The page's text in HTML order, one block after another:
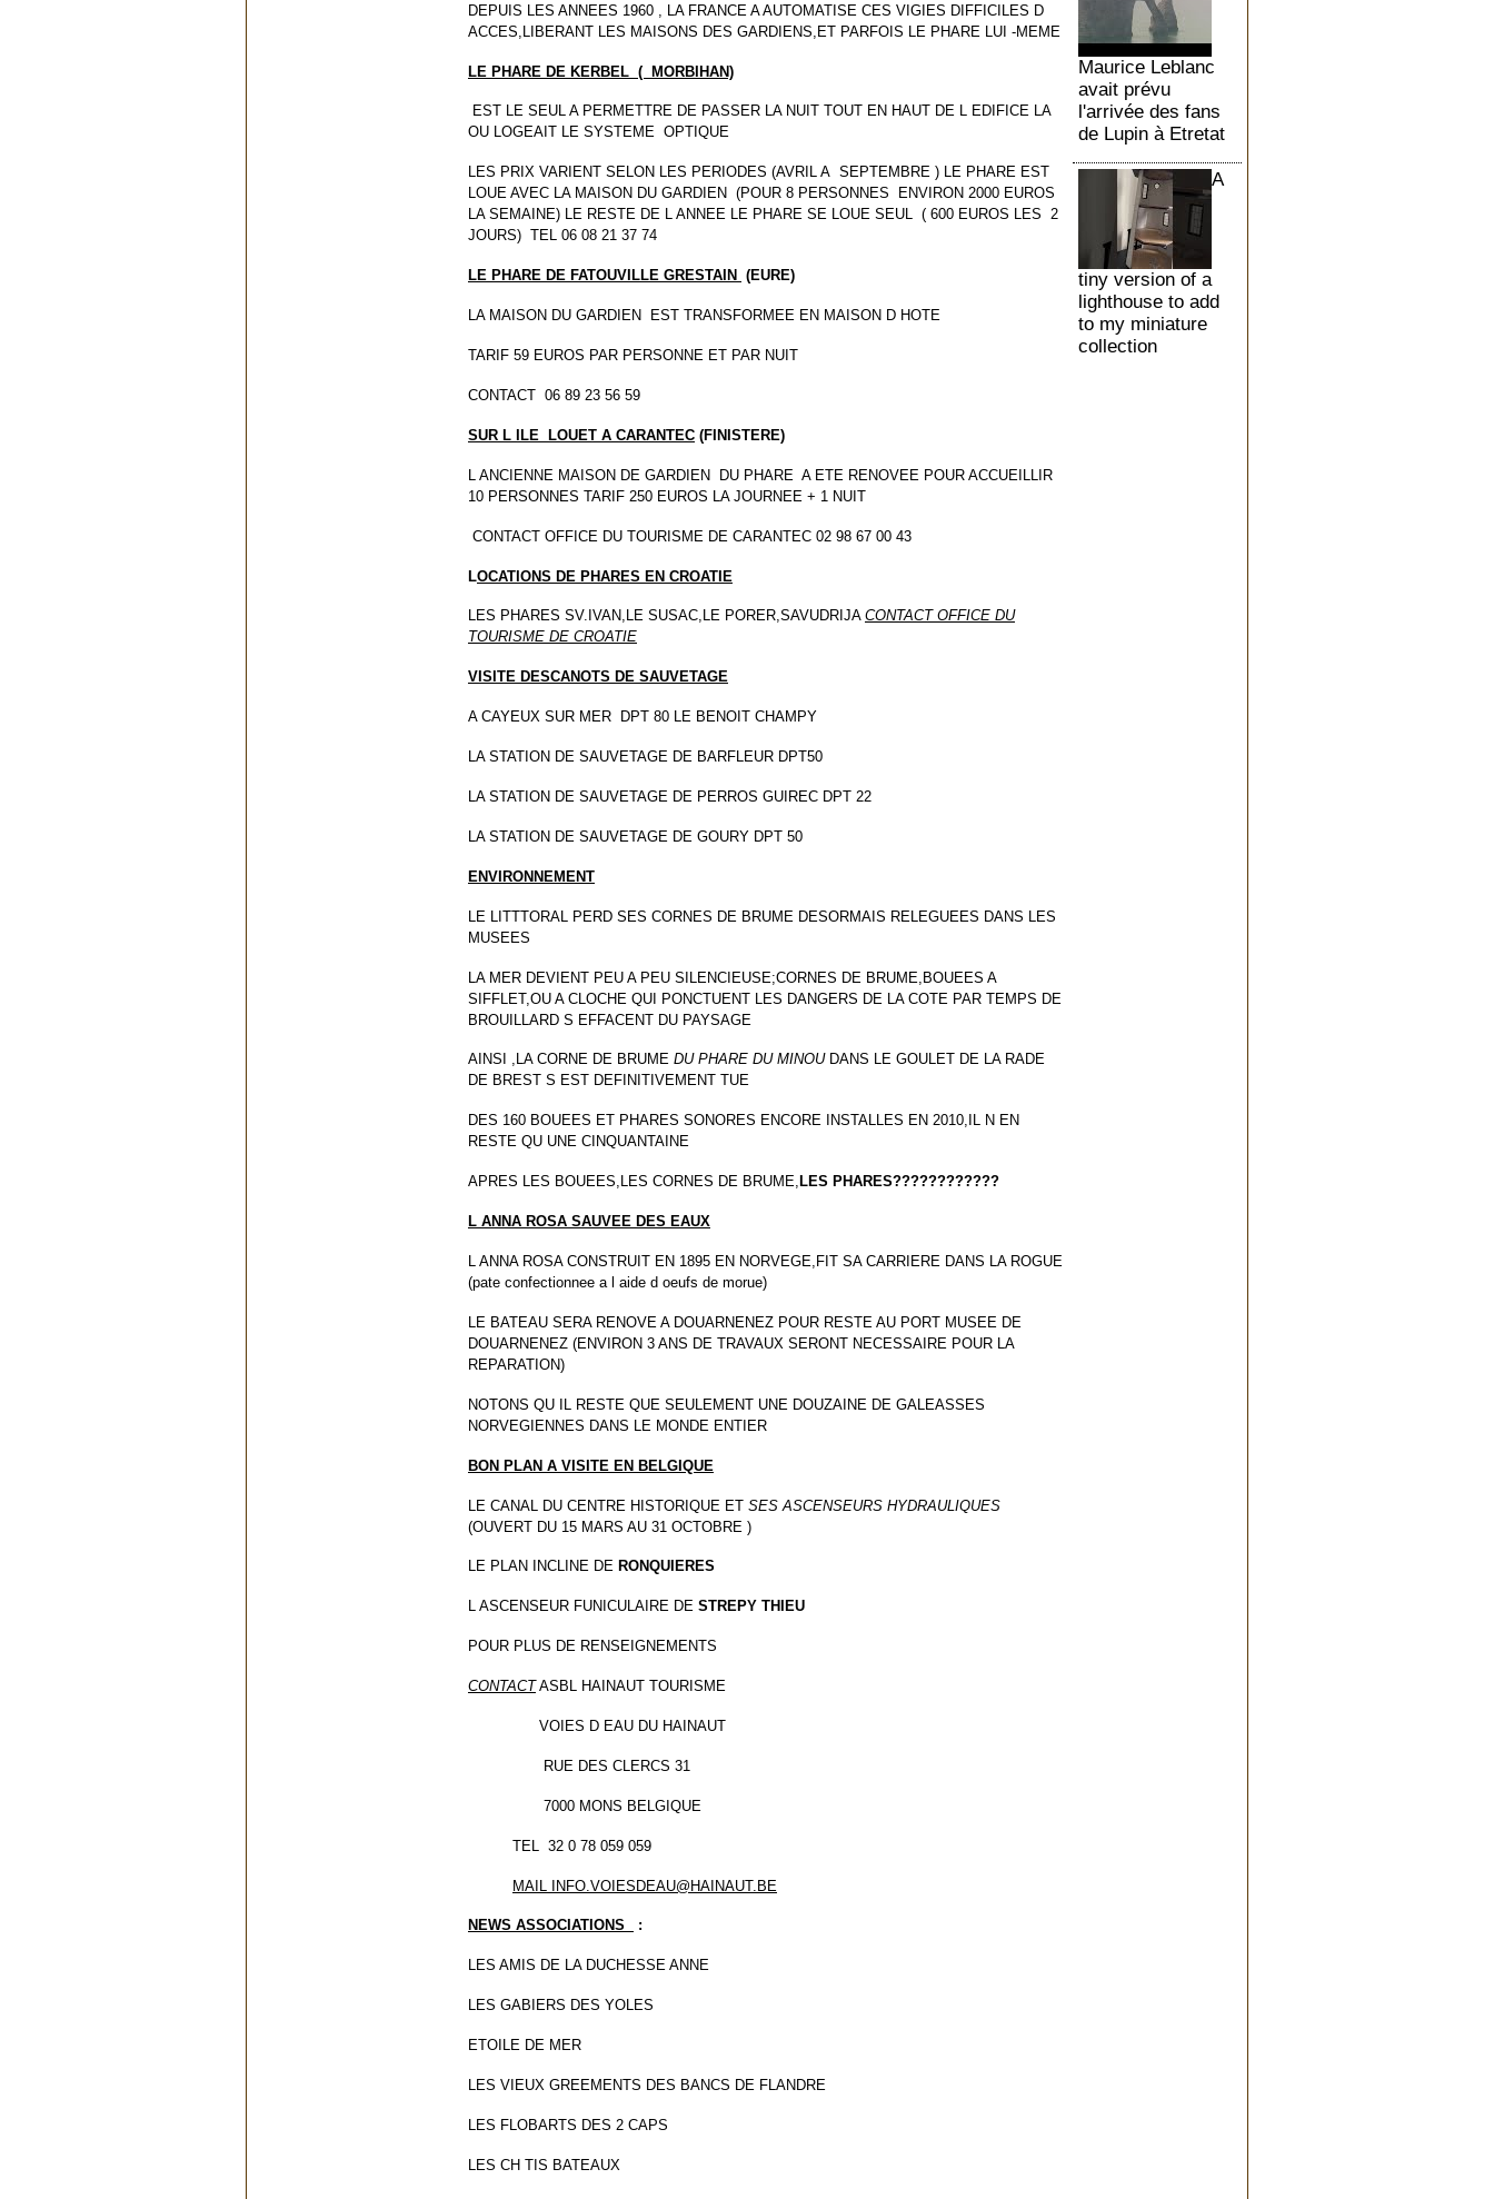
Maurice Leblanc
avait prévu
l'arrivée des fans
de Lupin à Etretat
A
tiny version of a
lighthouse to add
to my miniature
collection
DEPUIS LES ANNEES 1960 , LA FRANCE A AUTOMATISE CES VIGIES DIFFICILES D
ACCES,LIBERANT LES MAISONS DES GARDIENS,ET PARFOIS LE PHARE LUI -MEME
LE PHARE DE KERBEL ( MORBIHAN)
EST LE SEUL A PERMETTRE DE PASSER LA NUIT TOUT EN HAUT DE L EDIFICE LA
OU LOGEAIT LE SYSTEME OPTIQUE
LES PRIX VARIENT SELON LES PERIODES (AVRIL A SEPTEMBRE ) LE PHARE EST
LOUE AVEC LA MAISON DU GARDIEN (POUR 8 PERSONNES ENVIRON 2000 EUROS
LA SEMAINE) LE RESTE DE L ANNEE LE PHARE SE LOUE SEUL ( 600 EUROS LES 2
JOURS) TEL 06 08 21 37 74
LE PHARE DE FATOUVILLE GRESTAIN (EURE)
LA MAISON DU GARDIEN EST TRANSFORMEE EN MAISON D HOTE
TARIF 59 EUROS PAR PERSONNE ET PAR NUIT
CONTACT 06 89 23 56 59
SUR L ILE LOUET A CARANTEC (FINISTERE)
L ANCIENNE MAISON DE GARDIEN DU PHARE A ETE RENOVEE POUR ACCUEILLIR
10 PERSONNES TARIF 250 EUROS LA JOURNEE + 1 NUIT
CONTACT OFFICE DU TOURISME DE CARANTEC 02 98 67 00 43
LOCATIONS DE PHARES EN CROATIE
LES PHARES SV.IVAN,LE SUSAC,LE PORER,SAVUDRIJA CONTACT OFFICE DU
TOURISME DE CROATIE
VISITE DESCANOTS DE SAUVETAGE
A CAYEUX SUR MER DPT 80 LE BENOIT CHAMPY
LA STATION DE SAUVETAGE DE BARFLEUR DPT50
LA STATION DE SAUVETAGE DE PERROS GUIREC DPT 22
LA STATION DE SAUVETAGE DE GOURY DPT 50
ENVIRONNEMENT
LE LITTTORAL PERD SES CORNES DE BRUME DESORMAIS RELEGUEES DANS LES
MUSEES
LA MER DEVIENT PEU A PEU SILENCIEUSE;CORNES DE BRUME,BOUEES A
SIFFLET,OU A CLOCHE QUI PONCTUENT LES DANGERS DE LA COTE PAR TEMPS DE
BROUILLARD S EFFACENT DU PAYSAGE
AINSI ,LA CORNE DE BRUME DU PHARE DU MINOU DANS LE GOULET DE LA RADE
DE BREST S EST DEFINITIVEMENT TUE
DES 160 BOUEES ET PHARES SONORES ENCORE INSTALLES EN 2010,IL N EN
RESTE QU UNE CINQUANTAINE
APRES LES BOUEES,LES CORNES DE BRUME, LES PHARES????????????
L ANNA ROSA SAUVEE DES EAUX
L ANNA ROSA CONSTRUIT EN 1895 EN NORVEGE,FIT SA CARRIERE DANS LA ROGUE
(pate confectionnee a l aide d oeufs de morue)
LE BATEAU SERA RENOVE A DOUARNENEZ POUR RESTE AU PORT MUSEE DE
DOUARNENEZ (ENVIRON 3 ANS DE TRAVAUX SERONT NECESSAIRE POUR LA
REPARATION)
NOTONS QU IL RESTE QUE SEULEMENT UNE DOUZAINE DE GALEASSES
NORVEGIENNES DANS LE MONDE ENTIER
BON PLAN A VISITE EN BELGIQUE
LE CANAL DU CENTRE HISTORIQUE ET SES ASCENSEURS HYDRAULIQUES
(OUVERT DU 15 MARS AU 31 OCTOBRE )
LE PLAN INCLINE DE RONQUIERES
L ASCENSEUR FUNICULAIRE DE STREPY THIEU
POUR PLUS DE RENSEIGNEMENTS
CONTACTASBL HAINAUT TOURISME
VOIES D EAU DU HAINAUT
RUE DES CLERCS 31
7000 MONS BELGIQUE
TEL 32 0 78 059 059
MAIL INFO.VOIESDEAU@HAINAUT.BE
NEWS ASSOCIATIONS :
LES AMIS DE LA DUCHESSE ANNE
LES GABIERS DES YOLES
ETOILE DE MER
LES VIEUX GREEMENTS DES BANCS DE FLANDRE
LES FLOBARTS DES 2 CAPS
LES CH TIS BATEAUX